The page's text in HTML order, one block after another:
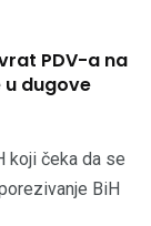
PDV-a na
u dugove
koji čeka da se
BiH